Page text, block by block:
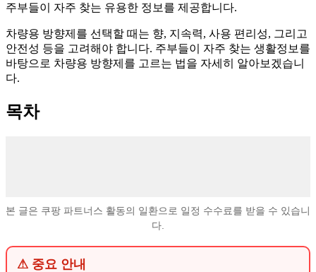
주부들이 자주 찾는 유용한 정보를 제공합니다.
차량용 방향제를 선택할 때는 향, 지속력, 사용 편리성, 그리고
안전성 등을 고려해야 합니다. 주부들이 자주 찾는 생활정보를
바탕으로 차량용 방향제를 고르는 법을 자세히 알아보겠습니
다.
목차
본 글은 쿠팡 파트너스 활동의 일환으로 일정 수수료를 받을 수 있습니
다.
⚠ 중요 안내